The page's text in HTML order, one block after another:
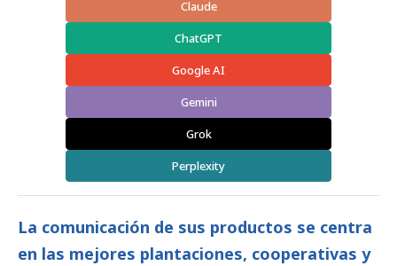
Claude
ChatGPT
Google AI
Gemini
Grok
Perplexity
La comunicación de sus productos se centra
en las mejores plantaciones, cooperativas y